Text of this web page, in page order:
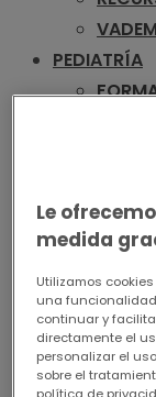
PEDIATRÍA
UROLOGÍA
Le
medida
Utilizamos
una
continuar y
directamente el
personalizar el
sobre el
política de